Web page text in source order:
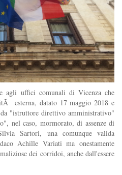
agli uffici comunali di Vicenza che
esterna, datato 17 maggio 2018 e
"istruttore direttivo amministrativo"
nel caso, mormorato, di assenze di
Sartori, una comunque valida
Achille Variati ma onestamente
dei corridoi, anche dall'essere